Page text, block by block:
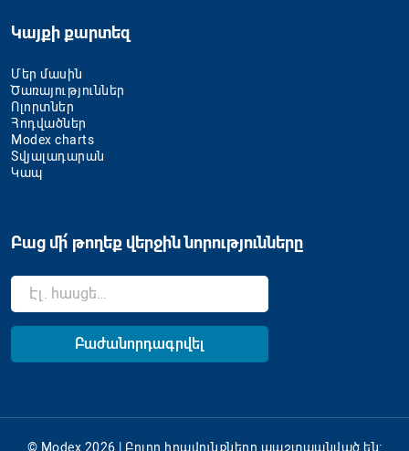
Կայքի քարտեզ
Մեր մասին
Ծառայություններ
Ոլորտներ
Հոդվածներ
Modex charts
Տվյալադարան
Կապ
Բաց մի՛ թողեք վերջին նորությունները
© Modex 2026 | Բոլոր իրավունքները պաշտպանված են: